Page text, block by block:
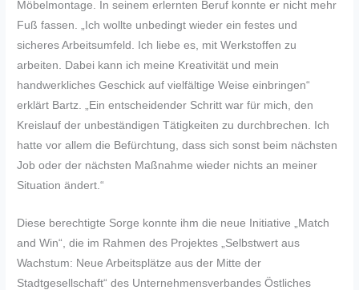
Möbelmontage. In seinem erlernten Beruf konnte er nicht mehr
Fuß fassen. „Ich wollte unbedingt wieder ein festes und
sicheres Arbeitsumfeld. Ich liebe es, mit Werkstoffen zu
arbeiten. Dabei kann ich meine Kreativität und mein
handwerkliches Geschick auf vielfältige Weise einbringen“
erklärt Bartz. „Ein entscheidender Schritt war für mich, den
Kreislauf der unbeständigen Tätigkeiten zu durchbrechen. Ich
hatte vor allem die Befürchtung, dass sich sonst beim nächsten
Job oder der nächsten Maßnahme wieder nichts an meiner
Situation ändert.“
Diese berechtigte Sorge konnte ihm die neue Initiative „Match
and Win“, die im Rahmen des Projektes „Selbstwert aus
Wachstum: Neue Arbeitsplätze aus der Mitte der
Stadtgesellschaft“ des Unternehmensverbandes Östliches